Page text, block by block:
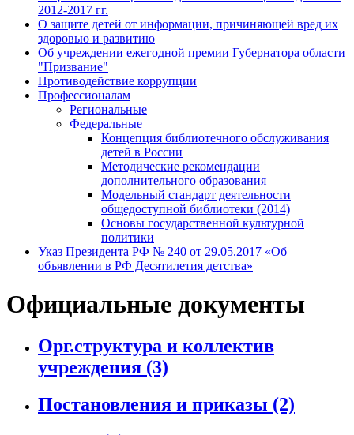
2012-2017 гг.
О защите детей от информации, причиняющей вред их
здоровью и развитию
Об учреждении ежегодной премии Губернатора области
"Призвание"
Противодействие коррупции
Профессионалам
Региональные
Федеральные
Концепция библиотечного обслуживания
детей в России
Методические рекомендации
дополнительного образования
Модельный стандарт деятельности
общедоступной библиотеки (2014)
Основы государственной культурной
политики
Указ Президента РФ № 240 от 29.05.2017 «Об
объявлении в РФ Десятилетия детства»
Официальные документы
Орг.структура и коллектив
учреждения (3)
Постановления и приказы (2)